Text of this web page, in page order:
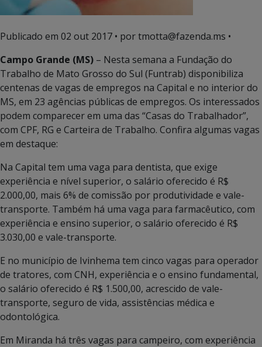
Publicado em 02 out 2017 • por tmotta@fazenda.ms •
Campo Grande (MS) – Nesta semana a Fundação do
Trabalho de Mato Grosso do Sul (Funtrab) disponibiliza
centenas de vagas de empregos na Capital e no interior do
MS, em 23 agências públicas de empregos. Os interessados
podem comparecer em uma das “Casas do Trabalhador”,
com CPF, RG e Carteira de Trabalho. Confira algumas vagas
em destaque:
Na Capital tem uma vaga para dentista, que exige
experiência e nível superior, o salário oferecido é R$
2.000,00, mais 6% de comissão por produtividade e vale-
transporte. Também há uma vaga para farmacêutico, com
experiência e ensino superior, o salário oferecido é R$
3.030,00 e vale-transporte.
E no município de Ivinhema tem cinco vagas para operador
de tratores, com CNH, experiência e o ensino fundamental,
o salário oferecido é R$ 1.500,00, acrescido de vale-
transporte, seguro de vida, assistências médica e
odontológica.
Em Miranda há três vagas para campeiro, com experiência